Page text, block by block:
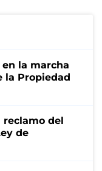
la marcha
la Propiedad
reclamo del
de